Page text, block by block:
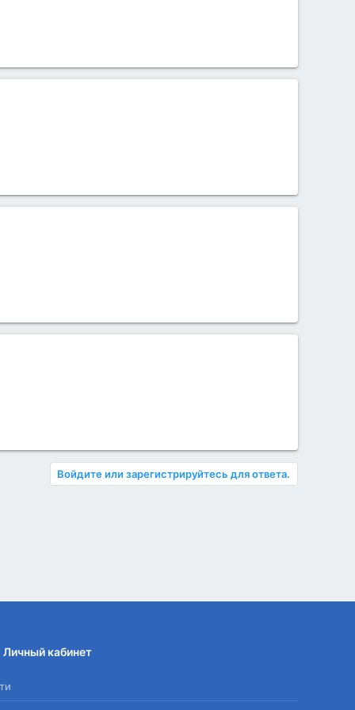
Войдите или зарегистрируйтесь для ответа.
Личный кабинет